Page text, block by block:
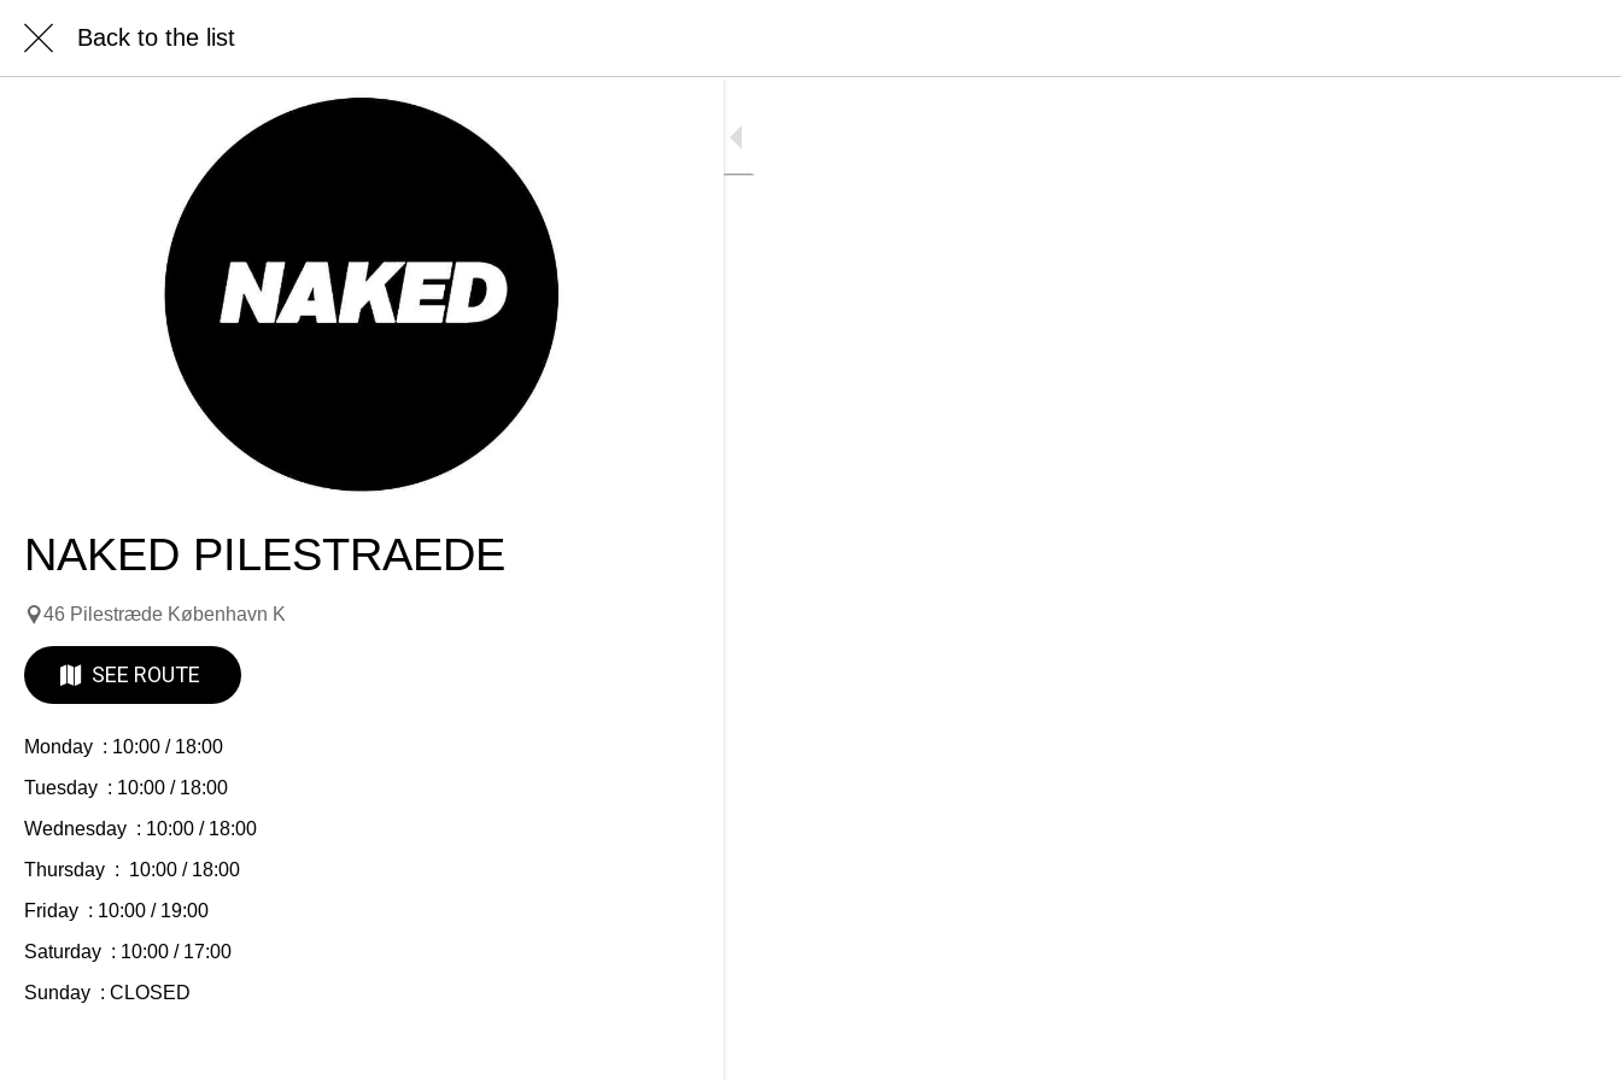
Back to the list
NAKED PILESTRAEDE
46 Pilestræde København K
SEE ROUTE
Monday : 10:00 / 18:00
Tuesday : 10:00 / 18:00
Wednesday : 10:00 / 18:00
Thursday : 10:00 / 18:00
Friday : 10:00 / 19:00
Saturday : 10:00 / 17:00
Sunday : CLOSED